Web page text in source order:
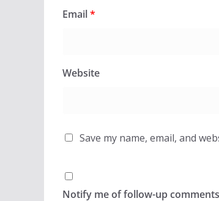
Email*
Website
Save my name, email, and
Notify me of follow-up